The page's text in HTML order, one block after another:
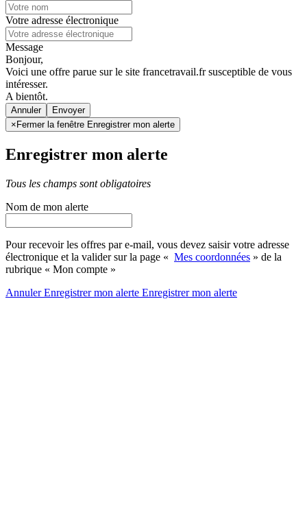
Votre adresse électronique
Message
Bonjour,
Voici une offre parue sur le site francetravail.fr susceptible de vous
intéresser.
A bientôt.
Annuler
× Fermer la fenêtre Enregistrer mon alerte
Enregistrer mon alerte
Tous les champs sont obligatoires
Nom de mon alerte
Pour recevoir les offres par e-mail, vous devez saisir votre adresse
électronique et la valider sur la page « Mes coordonnées » de la
rubrique « Mon compte »
AnnulerEnregistrer mon alerte Enregistrermon alerte